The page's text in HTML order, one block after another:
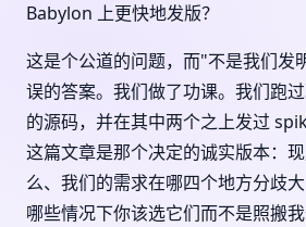
Babylon 上更快地发版？
这是个公道的问题，而"不是我们发
误的答案。我们做了功课。我们跑
的源码，并在其中两个之上发过
这篇文章是那个决定的诚实版本：
么、我们的需求在哪四个地方分歧
哪些情况下你该选它们而不是照搬